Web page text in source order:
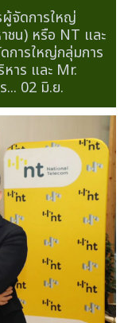
ในงาน Global
างแรงขับเคลื่อน
ลน์ ตอกย้ำ First